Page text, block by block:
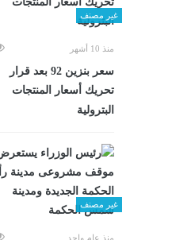
غير مصنف
منذ 10 أشهر
سعر بنزين 92 بعد قرار
تحريك أسعار المنتجات
البترولية
غير مصنف
منذ عام واحد